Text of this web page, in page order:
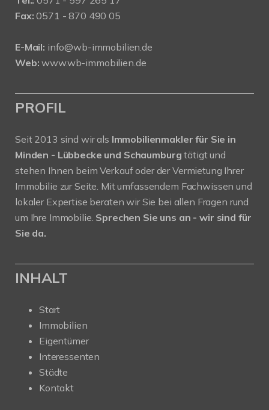
Fax: 0571 - 870 490 05
E-Mail: info@wb-immobilien.de
Web: www.wb-immobilien.de
PROFIL
Seit 2013 sind wir als Immobilienmakler für Sie in
Minden - Lübbecke und Schaumburgtätigt und
stehen Ihnen beim Verkauf oder der Vermietung Ihrer
Immobilie zur Seite. Mit umfassendem Fachwissen und
lokaler Expertise beraten wir Sie bei allen Fragen rund
um Ihre Immobilie. Sprechen Sie uns an - wir sind für
Sie da.
INHALT
Start
Immobilien
Eigentümer
Interessenten
Städte
Kontakt